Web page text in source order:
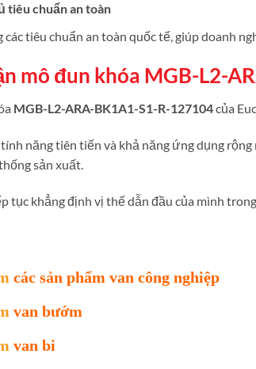
tiêu chuẩn an toàn
tiêu chuẩn an toàn quốc tế, giúp doanh
mô đun khóa MGB-L2-
MGB-L2-ARA-BK1A1-S1-R-127104của
năng tiên tiến và khả năng ứng dụng rộng
sản xuất.
tục khẳng định vị thế dẫn đầu của mình
các sản phẩm van công nghiệp
van bướm
van bi